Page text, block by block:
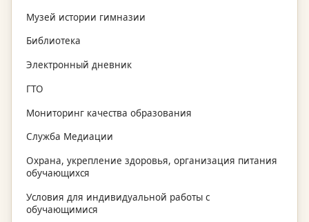
Музей истории гимназии
Библиотека
Электронный дневник
ГТО
Мониторинг качества образования
Служба Медиации
Охрана, укрепление здоровья, организация питания
обучающихся
Условия для индивидуальной работы с
обучающимися